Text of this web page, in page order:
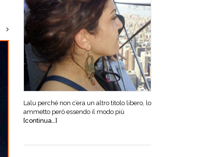
Lalu perché non c’era un altro titolo libero, lo
ammetto però essendo il modo più
[continua…]